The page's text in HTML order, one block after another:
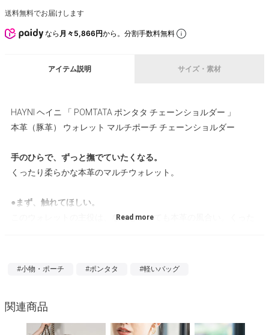
送料無料でお届けします
なら 月々5,866円から。分割手数料無料
アイテム説明 サイズ・素材
HAYNI ヘイニ 「 POMTATA ポンタタ チェーンショルダー 」
本革（豚革） ウォレット マルチポーチ チェーンショルダー
手のひらで、ずっと撫でていたくなる。
くったり柔らかな本革のマルチウォレット。
●まず、触れてほしい。
このウォレットの主役は、なんといっても本革の風合い。くった
ト。真ん中のL字ファスナーにはコインポケット付きで、お札・
カード・小銭まですっきり収まります。さらにイヤフォン、リッ
#小物・ポーチ #ポンタタ #軽いバッグ
関連商品